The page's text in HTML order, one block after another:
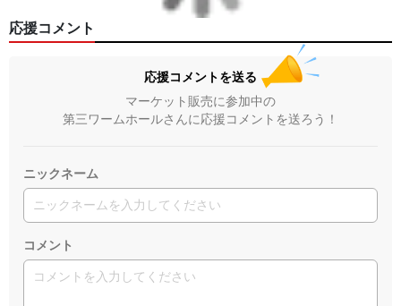
応援コメント
応援コメントを送る
マーケット販売に参加中の
第三ワームホールさんに応援コメントを送ろう！
ニックネーム
コメント